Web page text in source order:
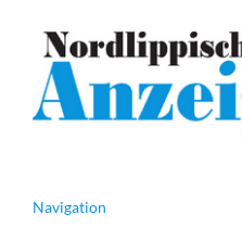
Navigation